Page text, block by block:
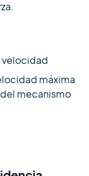
velocidad
máxima
mecanismo